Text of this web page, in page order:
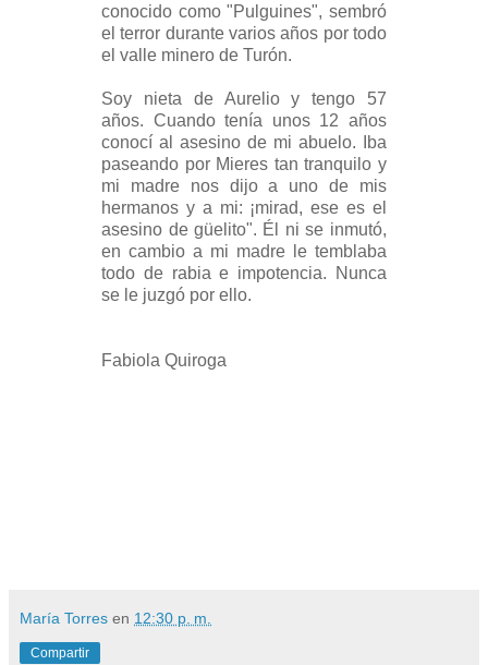
conocido como "Pulguines", sembró
el terror durante varios años por todo
el valle minero de Turón.
Soy nieta de Aurelio y tengo 57
años. Cuando tenía unos 12 años
conocí al asesino de mi abuelo. Iba
paseando por Mieres tan tranquilo y
mi madre nos dijo a uno de mis
hermanos y a mi: ¡mirad, ese es el
asesino de güelito". Él ni se inmutó,
en cambio a mi madre le temblaba
todo de rabia e impotencia. Nunca
se le juzgó por ello.
Fabiola Quiroga
María Torres en 12:30 p. m.
Compartir